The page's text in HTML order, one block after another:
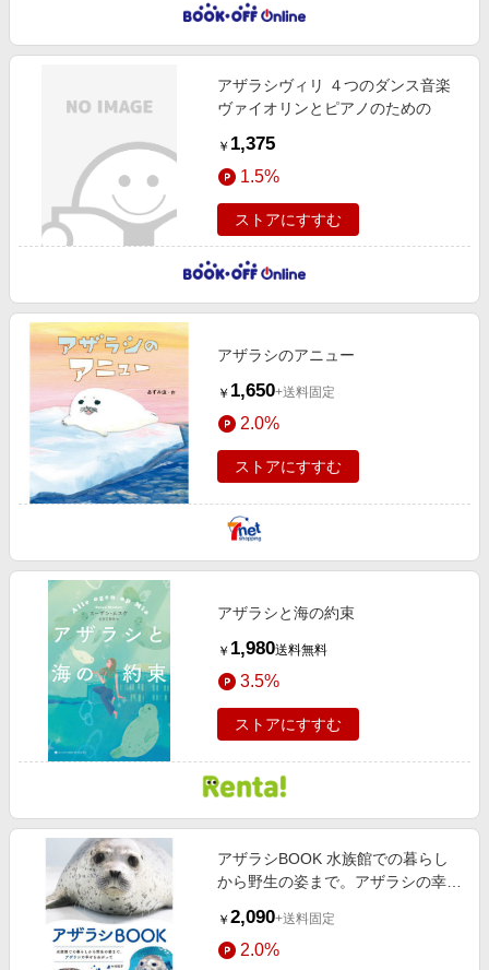
アザラシヴィリ ４つのダンス音楽
ヴァイオリンとピアノのための
￥ 1,375
1.5%
ストアにすすむ
アザラシのアニュー
￥ 1,650+送料固定
2.0%
ストアにすすむ
アザラシと海の約束
￥ 1,980送料無料
3.5%
ストアにすすむ
アザラシBOOK 水族館での暮らし
から野生の姿まで。アザラシの幸せ
￥ 2,090+送料固定
2.0%